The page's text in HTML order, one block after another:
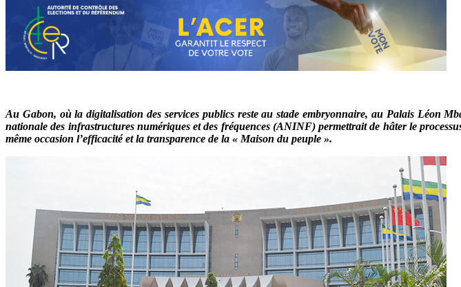
Au Gabon, où la digitalisation des services publics reste au stade embryonnaire, au Palais Léon
nationale des infrastructures numériques et des fréquences (ANINF) permettrait de hâter le
même occasion l’efficacité et la transparence de la « Maison du peuple ».